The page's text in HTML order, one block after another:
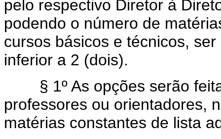
pelo respectivo Diretor à
podendo o número de
cursos básicos e técnicos,
inferior a 2 (dois).
§ 1º As opções serão
professores ou orientadores,
matérias constantes de lista